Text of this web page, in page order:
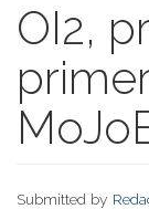
OI2,
Submitted by